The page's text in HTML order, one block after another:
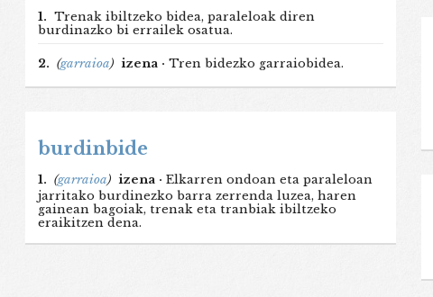
1. Trenak ibiltzeko bidea, paraleloak diren
burdinazko bi errailek osatua.
2. (garraioa) izena · Tren bidezko garraiobidea.
burdinbide
1. (garraioa) izena · Elkarren ondoan eta paraleloan
jarritako burdinezko barra zerrenda luzea, haren
gainean bagoiak, trenak eta tranbiak ibiltzeko
eraikitzen dena.